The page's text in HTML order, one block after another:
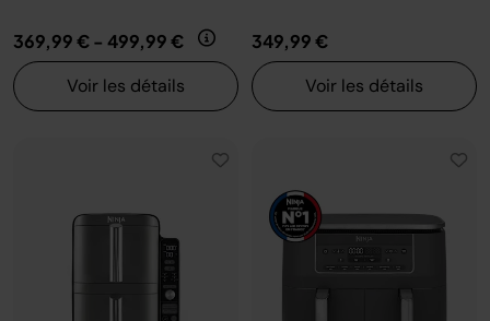
369,99 €- 499,99 €
Voir les détails
349,99 €
Voir les détails